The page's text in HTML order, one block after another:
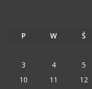
P W Ś
3
4 5
10
11 12